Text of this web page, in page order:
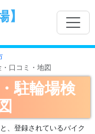
】
口コミ・地図
駐輪場検
、登録されているバイク